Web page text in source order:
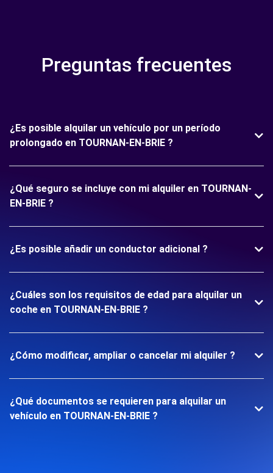
Preguntas frecuentes
¿Es posible alquilar un vehículo por un período
prolongado en TOURNAN-EN-BRIE ?
¿Qué seguro se incluye con mi alquiler en TOURNAN-
EN-BRIE ?
¿Es posible añadir un conductor adicional ?
¿Cuáles son los requisitos de edad para alquilar un
coche en TOURNAN-EN-BRIE ?
¿Cómo modificar, ampliar o cancelar mi alquiler ?
¿Qué documentos se requieren para alquilar un
vehículo en TOURNAN-EN-BRIE ?